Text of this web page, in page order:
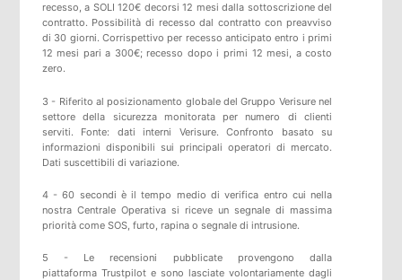
recesso, a SOLI 120€ decorsi 12 mesi dalla sottoscrizione del
contratto. Possibilità di recesso dal contratto con preavviso
di 30 giorni. Corrispettivo per recesso anticipato entro i primi
12 mesi pari a 300€; recesso dopo i primi 12 mesi, a costo
zero.
3 - Riferito al posizionamento globale del Gruppo Verisure nel
settore della sicurezza monitorata per numero di clienti
serviti. Fonte: dati interni Verisure. Confronto basato su
informazioni disponibili sui principali operatori di mercato.
Dati suscettibili di variazione.
4 - 60 secondi è il tempo medio di verifica entro cui nella
nostra Centrale Operativa si riceve un segnale di massima
priorità come SOS, furto, rapina o segnale di intrusione.
5 - Le recensioni pubblicate provengono dalla
piattaforma Trustpilote sono lasciate volontariamente dagli